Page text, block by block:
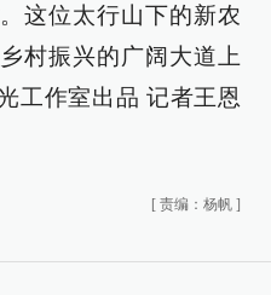
这位太行山下的新农
村振兴的广阔大道上
工作室出品 记者王恩
[ 责编：杨帆 ]